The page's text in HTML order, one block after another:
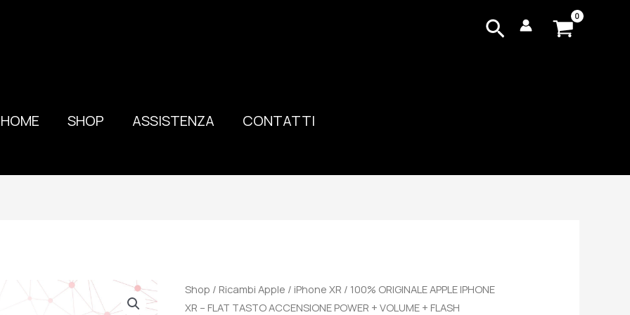
Cerca
HOME SHOP ASSISTENZA CONTATTI
Shop / Ricambi Apple / iPhone XR / 100% ORIGINALE APPLE IPHONE
XR – FLAT TASTO ACCENSIONE POWER + VOLUME + FLASH
100%
ORIGINALE